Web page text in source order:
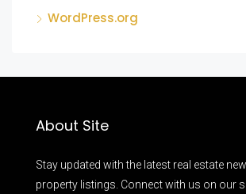
WordPress.org
About Site
Stay updated with the latest real estate
property listings. Connect with us on our